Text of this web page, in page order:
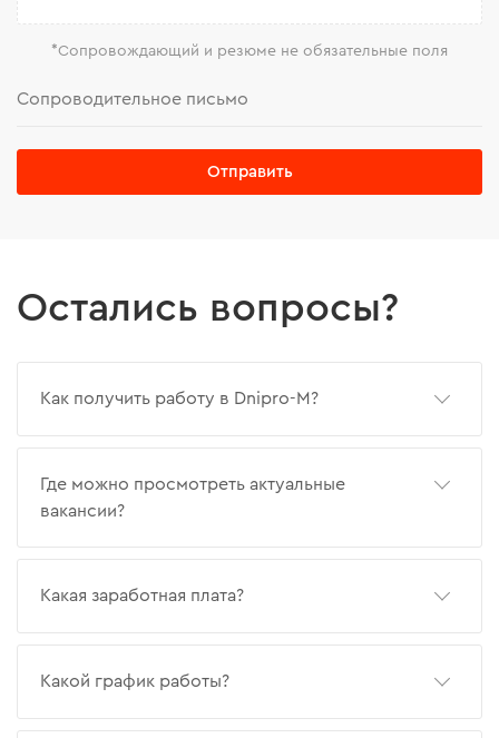
*Сопровождающий и резюме не обязательные поля
Отправить
Остались вопросы?
Как получить работу в Dnipro-M?
Где можно просмотреть актуальные
вакансии?
Какая заработная плата?
Какой график работы?